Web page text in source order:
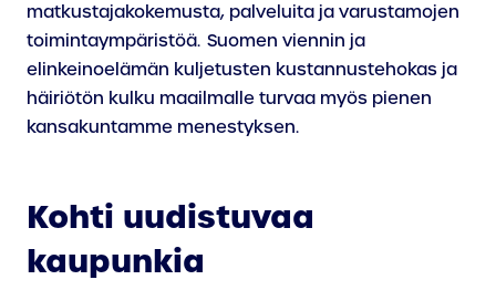
matkustajakokemusta, palveluita ja varustamojen
toimintaympäristöä. Suomen viennin ja
elinkeinoelämän kuljetusten kustannustehokas ja
häiriötön kulku maailmalle turvaa myös pienen
kansakuntamme menestyksen.
Kohti uudistuvaa
kaupunkia